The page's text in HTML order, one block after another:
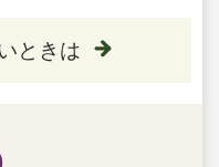
ときは